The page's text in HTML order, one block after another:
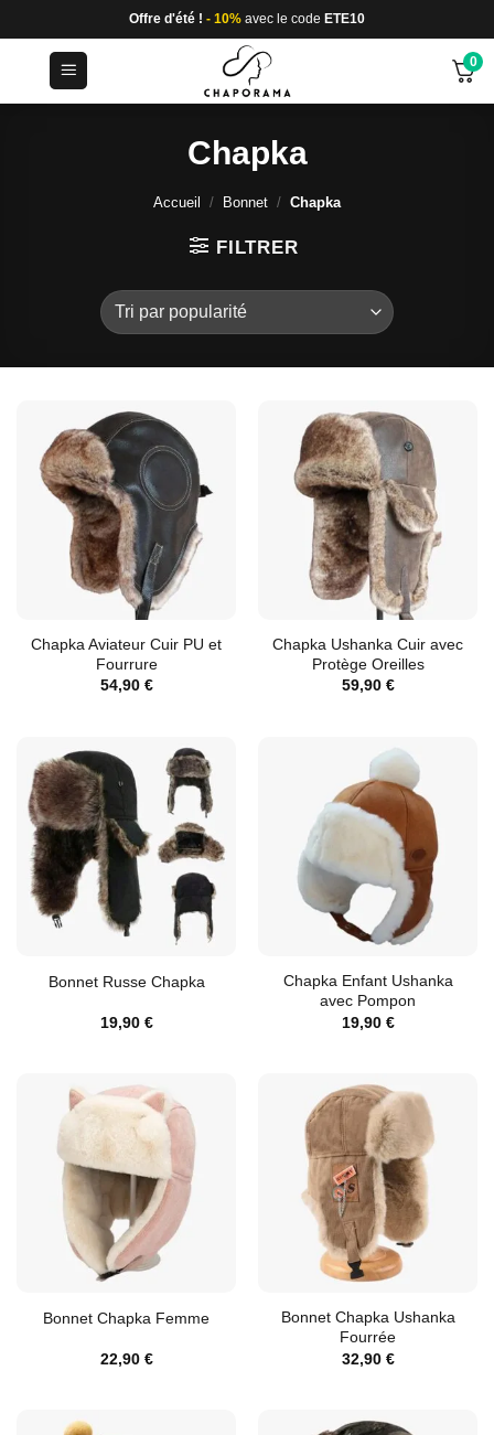
au
contenu
Offre d'été ! - 10% avec le code ETE10
0
Chapka
Accueil / Bonnet / Chapka
FILTRER
Chapka Aviateur Cuir PU et
Fourrure
54,90 €
Chapka Ushanka Cuir avec
Protège Oreilles
59,90 €
Bonnet Russe Chapka
19,90 €
Chapka Enfant Ushanka
avec Pompon
19,90 €
Bonnet Chapka Femme
22,90 €
Bonnet Chapka Ushanka
Fourrée
32,90 €